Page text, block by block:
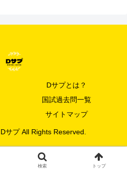
Dサプとは？
国試過去問一覧
サイトマップ
サプ All Rights Reserved.
検索 トップ